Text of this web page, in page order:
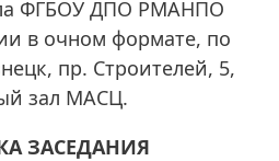
ФГБОУ ДПО РМАНПО
в очном формате, по
пр. Строителей, 5,
зал МАСЦ.
ЗАСЕДАНИЯ